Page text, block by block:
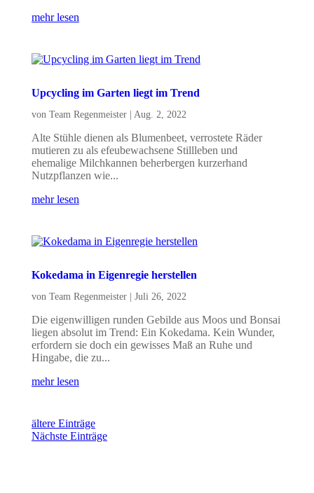
mehr lesen
Upcycling im Garten liegt im Trend
von Team Regenmeister| Aug. 2, 2022
Alte Stühle dienen als Blumenbeet, verrostete Räder
mutieren zu als efeubewachsene Stillleben und
ehemalige Milchkannen beherbergen kurzerhand
Nutzpflanzen wie...
mehr lesen
Kokedama in Eigenregie herstellen
von Team Regenmeister| Juli 26, 2022
Die eigenwilligen runden Gebilde aus Moos und Bonsai
liegen absolut im Trend: Ein Kokedama. Kein Wunder,
erfordern sie doch ein gewisses Maß an Ruhe und
Hingabe, die zu...
mehr lesen
ältere Einträge
Nächste Einträge